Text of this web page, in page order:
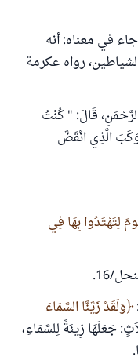
في معناه: أنه
رواه عكرمة
الرَّحْمَنِ، قَالَ: " كُنْتُ
الَّذِي انْقَضَّ
لِتَهْتَدُوا بِهَا فِي
16.
وَلَقَدْ زَيَّنَّا السَّمَاءَ
جَعَلَهَا زِينَةً لِلسَّمَاءِ،